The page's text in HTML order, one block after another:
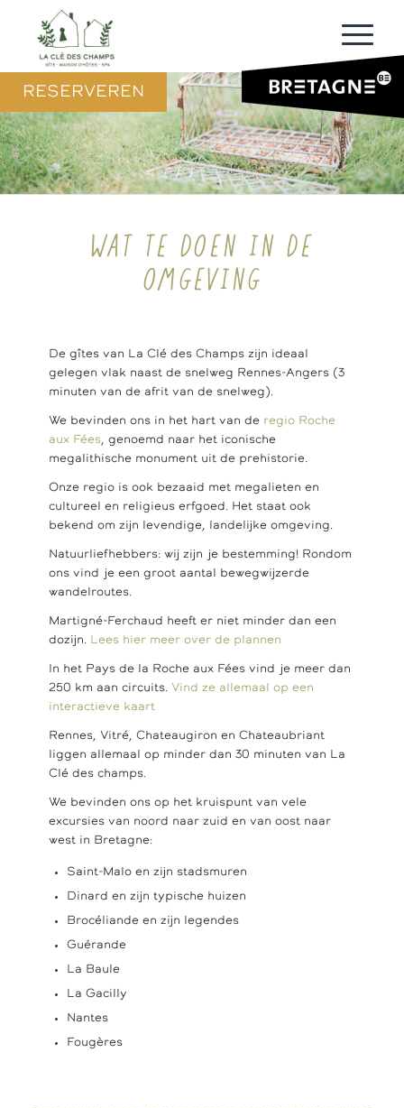
RESERVEREN
WAT TE DOEN IN DE
OMGEVING
De gîtes van La Clé des Champs zijn ideaal
gelegen vlak naast de snelweg Rennes-Angers (3
minuten van de afrit van de snelweg).
We bevinden ons in het hart van de regio Roche
aux Fées, genoemd naar het iconische
megalithische monument uit de prehistorie.
Onze regio is ook bezaaid met megalieten en
cultureel en religieus erfgoed. Het staat ook
bekend om zijn levendige, landelijke omgeving.
Natuurliefhebbers: wij zijn je bestemming! Rondom
ons vind je een groot aantal bewegwijzerde
wandelroutes.
Martigné-Ferchaud heeft er niet minder dan een
dozijn. Lees hier meer over de plannen
In het Pays de la Roche aux Fées vind je meer dan
250 km aan circuits. Vind ze allemaal op een
interactieve kaart
Rennes, Vitré, Chateaugiron en Chateaubriant
liggen allemaal op minder dan 30 minuten van La
Clé des champs.
We bevinden ons op het kruispunt van vele
excursies van noord naar zuid en van oost naar
west in Bretagne:
Saint-Malo en zijn stadsmuren
Dinard en zijn typische huizen
Brocéliande en zijn legendes
Guérande
La Baule
La Gacilly
Nantes
Fougères